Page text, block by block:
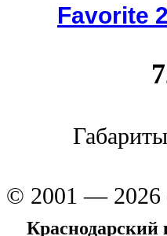
Favorite
© 2001 — 2026
Краснодарский